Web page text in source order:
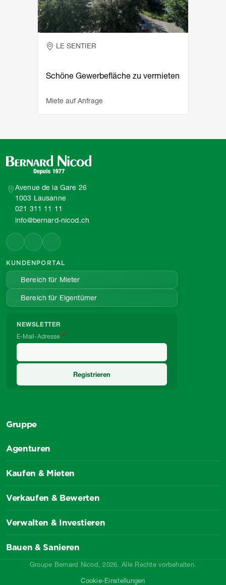
LE SENTIER
Schöne Gewerbefläche zu vermieten
Miete auf Anfrage
Avenue de la Gare 26
1003 Lausanne
021 311 11 11
info@bernard-nicod.ch
KUNDENPORTAL
Bereich für Mieter
Bereich für Eigentümer
NEWSLETTER
E-Mail-Adresse
Gruppe
Agenturen
Kaufen & Mieten
Verkaufen & Bewerten
Verwalten & Investieren
Bauen & Sanieren
Groupe Bernard Nicod, 2026. Alle Rechte vorbehalten.
Cookie-Einstellungen